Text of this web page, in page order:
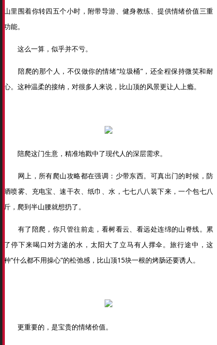
山里围着你转四五个小时，附带导游、健身教练、提供情绪价值三重
功能。
这么一算，似乎并不亏。
陪爬的那个人，不仅做你的情绪“垃圾桶”，还全程保持微笑和耐
心。这种温柔的接纳，对很多人来说，比山顶的风景更让人上瘾。
陪爬这门生意，精准地戳中了现代人的深层需求。
网上，所有爬山攻略都在强调：少带东西。可真出门的时候，防
晒喷雾、充电宝、速干衣、纸巾、水，七七八八装下来，一个包七八
斤，爬到半山腰就想扔了。
有了陪爬，你只管往前走，看树看云、看远处连绵的山脊线。累
了停下来喝口对方递的水，太阳大了立马有人撑伞。旅行途中，这
种“什么都不用操心”的松弛感，比山顶15块一根的烤肠还要诱人。
更重要的，是宝贵的情绪价值。